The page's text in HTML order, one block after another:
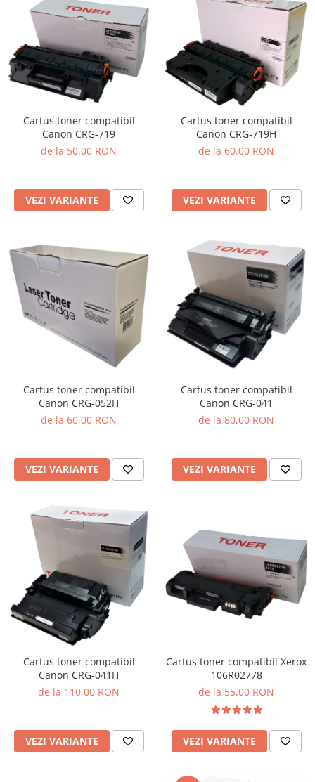
Cartus toner compatibil
Canon CRG-719
de la 50,00 RON
VEZI VARIANTE
Cartus toner compatibil
Canon CRG-719H
de la 60,00 RON
VEZI VARIANTE
Cartus toner compatibil
Canon CRG-052H
de la 60,00 RON
VEZI VARIANTE
Cartus toner compatibil
Canon CRG-041
de la 80,00 RON
VEZI VARIANTE
Cartus toner compatibil
Canon CRG-041H
de la 110,00 RON
VEZI VARIANTE
Cartus toner compatibil Xerox
106R02778
de la 55,00 RON
VEZI VARIANTE